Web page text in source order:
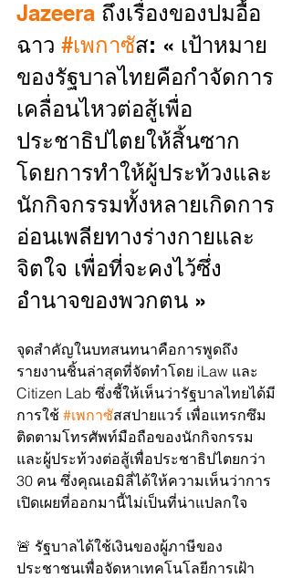
Jazeera ถึงเรื่องของปมอื้อ
ฉาว #เพกาซัส: « เป้าหมาย
ของรัฐบาลไทยคือกำจัดการ
เคลื่อนไหวต่อสู้เพื่อ
ประชาธิปไตยให้สิ้นซาก
โดยการทำให้ผู้ประท้วงและ
นักกิจกรรมทั้งหลายเกิดการ
อ่อนเพลียทางร่างกายและ
จิตใจ เพื่อที่จะคงไว้ซึ่ง
อำนาจของพวกตน »
จุดสำคัญในบทสนทนาคือการพูดถึง
รายงานชิ้นล่าสุดที่จัดทำโดย iLaw และ
Citizen Lab ซึ่งชี้ให้เห็นว่ารัฐบาลไทยได้มี
การใช้ #เพกาซัสสปายแวร์ เพื่อแทรกซึม
ติดตามโทรศัพท์มือถือของนักกิจกรรม
และผู้ประท้วงต่อสู้เพื่อประชาธิปไตยกว่า
30 คน ซึ่งคุณเอมิลี่ได้ให้ความเห็นว่าการ
เปิดเผยที่ออกมานี้ไม่เป็นที่น่าแปลกใจ
🚨 รัฐบาลได้ใช้เงินของผู้ภาษีของ
ประชาชนเพื่อจัดหาเทคโนโลยีการเฝ้า